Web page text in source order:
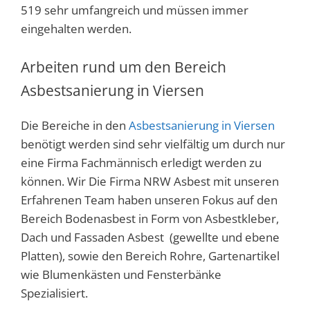
519 sehr umfangreich und müssen immer
eingehalten werden.
Arbeiten rund um den Bereich
Asbestsanierung in Viersen
Die Bereiche in den Asbestsanierung in Viersen
benötigt werden sind sehr vielfältig um durch nur
eine Firma Fachmännisch erledigt werden zu
können. Wir Die Firma NRW Asbest mit unseren
Erfahrenen Team haben unseren Fokus auf den
Bereich Bodenasbest in Form von Asbestkleber,
Dach und Fassaden Asbest (gewellte und ebene
Platten), sowie den Bereich Rohre, Gartenartikel
wie Blumenkästen und Fensterbänke
Spezialisiert.